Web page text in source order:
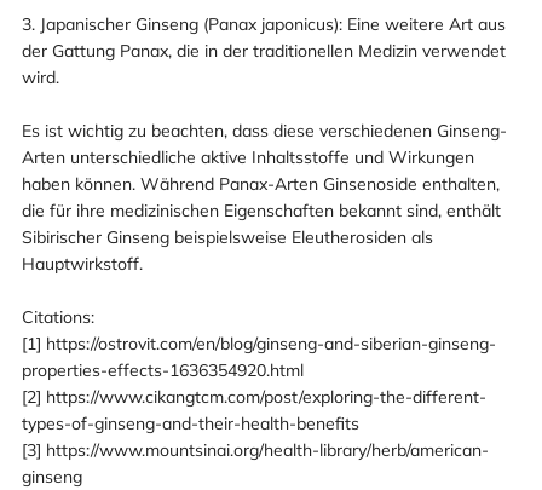
3. Japanischer Ginseng (Panax japonicus): Eine weitere Art aus
der Gattung Panax, die in der traditionellen Medizin verwendet
wird.
Es ist wichtig zu beachten, dass diese verschiedenen Ginseng-
Arten unterschiedliche aktive Inhaltsstoffe und Wirkungen
haben können. Während Panax-Arten Ginsenoside enthalten,
die für ihre medizinischen Eigenschaften bekannt sind, enthält
Sibirischer Ginseng beispielsweise Eleutherosiden als
Hauptwirkstoff.
Citations:
[1] https://ostrovit.com/en/blog/ginseng-and-siberian-ginseng-
properties-effects-1636354920.html
[2] https://www.cikangtcm.com/post/exploring-the-different-
types-of-ginseng-and-their-health-benefits
[3] https://www.mountsinai.org/health-library/herb/american-
ginseng